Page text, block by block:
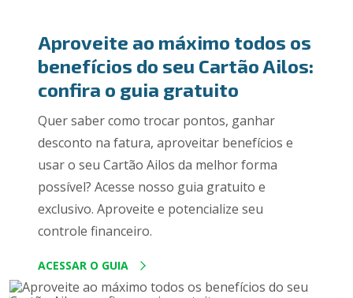
Aproveite ao máximo todos os
benefícios do seu Cartão Ailos:
confira o guia gratuito
Quer saber como trocar pontos, ganhar
desconto na fatura, aproveitar benefícios e
usar o seu Cartão Ailos da melhor forma
possível? Acesse nosso guia gratuito e
exclusivo. Aproveite e potencialize seu
controle financeiro.
ACESSAR O GUIA